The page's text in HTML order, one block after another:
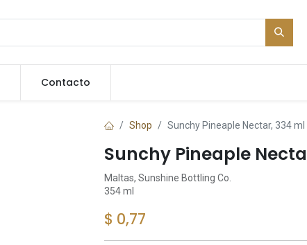
Contacto
Shop Sunchy Pineaple Nectar, 334 ml
Sunchy Pineaple
Maltas, Sunshine Bottling Co.
354 ml
$ 0,77